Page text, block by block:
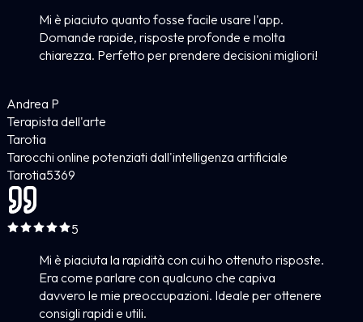
Mi è piaciuto quanto fosse facile usare l'app.
Domande rapide, risposte profonde e molta
chiarezza. Perfetto per prendere decisioni migliori!
Andrea P
Terapista dell'arte
Tarotia
Tarocchi online potenziati dall'intelligenza artificiale
Tarotia5369
5
Mi è piaciuta la rapidità con cui ho ottenuto risposte.
Era come parlare con qualcuno che capiva
davvero le mie preoccupazioni. Ideale per ottenere
consigli rapidi e utili.